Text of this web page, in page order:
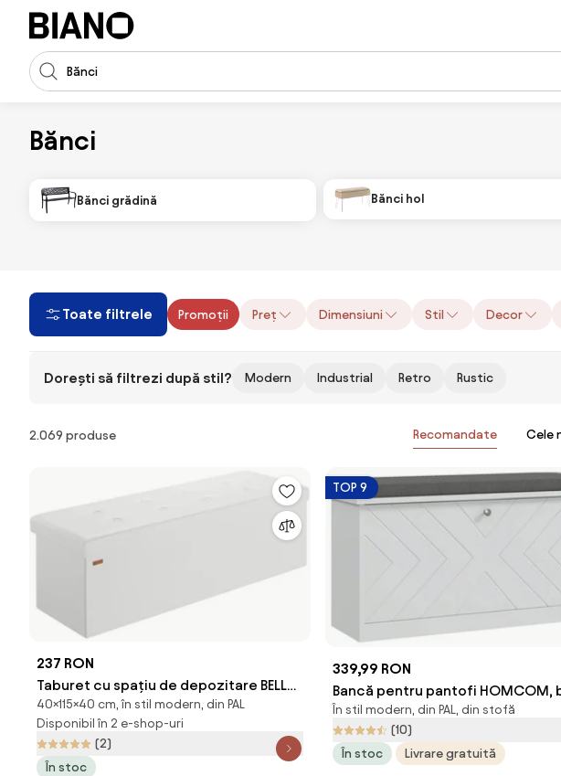
Sari peste navigare, accesează conținutul
Introducerea căutării
Bănci
Bănci grădină Bănci hol
Toate filtrele Promoții Preț Dimensiuni Stil Decor
Dorești să filtrezi după stil? Modern Industrial Retro Rustic
Produse
2.069 produse Recomandate Cele
237 RON
Taburet cu spațiu de depozitare BELLA,
115x40x40cm, alb Casaria
40×115×40 cm, în stil modern, din PAL
Disponibil în 2 e-shop-uri
(2)
În stoc
TOP 9
339,99 RON
Bancă pentru pantofi HOMCOM,
de intrare cu sertar rabatabil |
Romania
În stil modern, din PAL, din stofă
(10)
În stoc
Livrare gratuită